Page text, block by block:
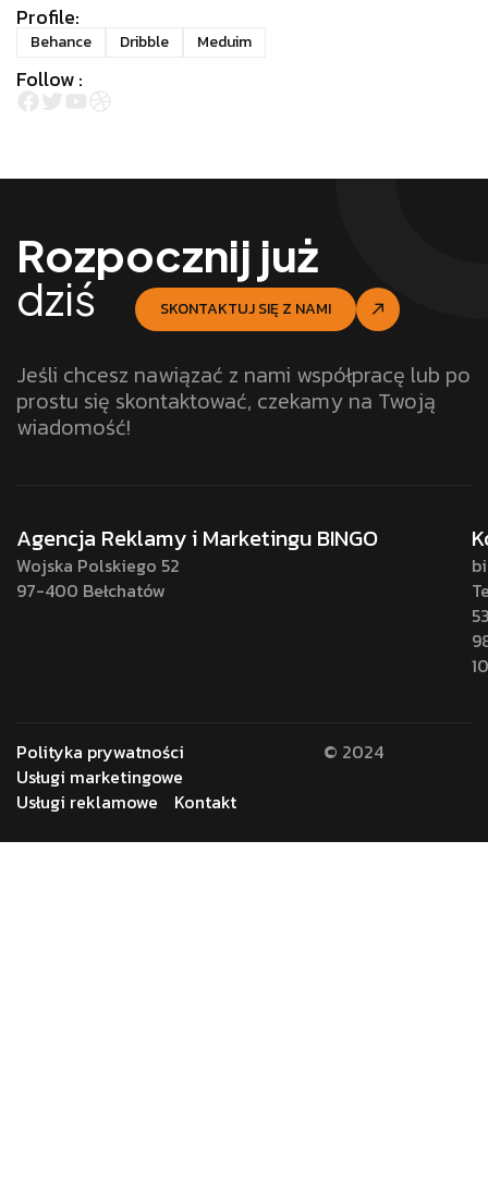
Profile:
Behance Dribble Meduim
Follow :
Rozpocznij już
dziś SKONTAKTUJ SIĘ Z NAMI
Jeśli chcesz nawiązać z nami współpracę lub po
prostu się skontaktować, czekamy na Twoją
wiadomość!
Agencja Reklamy i Marketingu BINGO
Wojska Polskiego 52
97-400 Bełchatów
© 2024
Polityka prywatności
Usługi marketingowe
Usługi reklamowe
Kontakt